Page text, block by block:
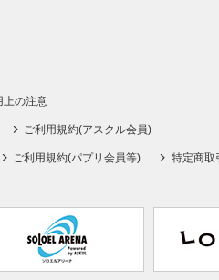
上の注意
ご利用規約(アスクル会員)
ご利用規約(パプリ会員等) 特定商取